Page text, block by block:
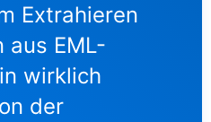
Extrahieren
EML-
wirklich
der